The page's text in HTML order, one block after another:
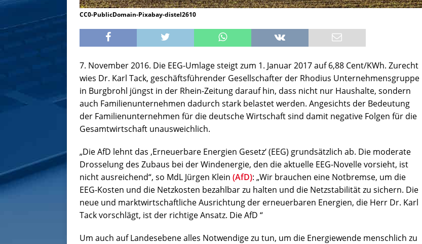
CC0-PublicDomain-Pixabay-distel2610
7. November 2016. Die EEG-Umlage steigt zum 1. Januar 2017 auf 6,88 Cent/KWh. Zurecht
wies Dr. Karl Tack, geschäftsführender Gesellschafter der Rhodius Unternehmensgruppe
in Burgbrohl jüngst in der Rhein-Zeitung darauf hin, dass nicht nur Haushalte, sondern
auch Familienunternehmen dadurch stark belastet werden. Angesichts der Bedeutung
der Familienunternehmen für die deutsche Wirtschaft sind damit negative Folgen für die
Gesamtwirtschaft unausweichlich.
„Die AfD lehnt das ‚Erneuerbare Energien Gesetz‘ (EEG) grundsätzlich ab. Die moderate
Drosselung des Zubaus bei der Windenergie, den die aktuelle EEG-Novelle vorsieht, ist
nicht ausreichend“, so MdL Jürgen Klein (AfD): „Wir brauchen eine Notbremse, um die
EEG-Kosten und die Netzkosten bezahlbar zu halten und die Netzstabilität zu sichern. Die
neue und marktwirtschaftliche Ausrichtung der erneuerbaren Energien, die Herr Dr. Karl
Tack vorschlägt, ist der richtige Ansatz. Die AfD “
Um auch auf Landesebene alles Notwendige zu tun, um die Energiewende menschlich zu